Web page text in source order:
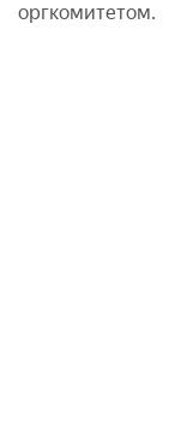
оргкомитетом.